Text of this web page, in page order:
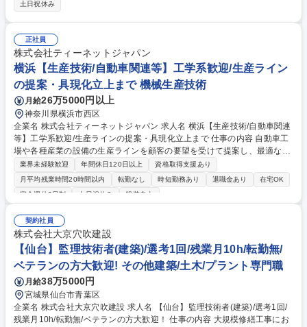
【詳細】■安全、品質、工程、予算の管理 ■協力会社の管理・指導 ■施主・
設計事務所との打合せ など ※首都高速道路や横浜ベイブリッジなどの交
通インフラ改修実績があります！ 【入社後】教育に関しては現在のお住ま
いから近いインフラ管轄の営業所にて行います。 その後は橋梁または首都
高現場のある地域へ出張していただき、キャリアをスタートします。 募集
職種 中国地方【土木施工管理(橋梁工事)】首都高速道路の施工実績有/完全
週休2日制
土日祝休み
正社員
株式会社ティーネットジャパン
横浜【生産技術/自動車関連等】工学系歓迎/生産ライン
の提案・具現化立上まで 機械生産技術
月給26万5000円以上
神奈川県横浜市西区
企業名 株式会社ティーネットジャパン 求人名 横浜【生産技術/自動車関連
等】工学系歓迎/生産ラインの提案・具現化立上まで 仕事の内容 自動車工
場や各種産業の設備の生産ラインを顧客の要望を受けて提案し、最適な生
産方法を決定、計画して実際に立ち上げるまでの業務を行います。具体的
には以下のとおりです ・ライン計画・必要設備の検討、ラインの詳細検
討、仕様書作成 ・設備調達・据付確認、生産品質の確認、品質玉成 自分
てはプロジェクトをリードしていくマネジメントもお任せしていきます。
募集職種 横浜【生産技術/自動車関連等】工学系歓迎/生産ラインの提案・
具現化立上まで
業界未経験歓迎 年間休日120日以上
資格取得支援あり
月平均残業時間20時間以内
転勤なし 時短勤務あり 退職金あり
在宅OK
完全週休2日制
土日祝休み 服装自由
契約社員
株式会社大京穴吹建設
【仙台】監理技術者(建築)/選考1回/残業月10h/転勤無/
ベテランの方大歓迎! その他建築/土木/プラント専門職
月給38万5000円
宮城県仙台市青葉区
企業名 株式会社大京穴吹建設 求人名 【仙台】監理技術者(建築)/選考1回/
残業月10h/転勤無/ベテランの方大歓迎！ 仕事の内容 大規模修繕工事にお